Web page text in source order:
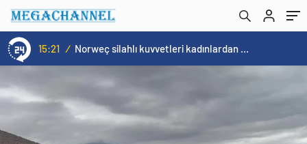
15:21 / Norweç silahlı kuvvetleri kadınlardan oluşan özel kuvvetler eğitimlerini başlattı.